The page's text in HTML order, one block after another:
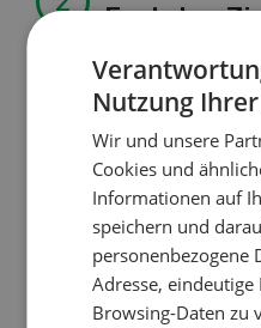
Erst das
Betriebsführung
Kein
Bewilligung
Pflanzenbau
Nutzung
Wir und unsere
Cookies und
Informationen auf
speichern und
personenbezogene
Adresse, eindeutige
Browsing-Daten zu